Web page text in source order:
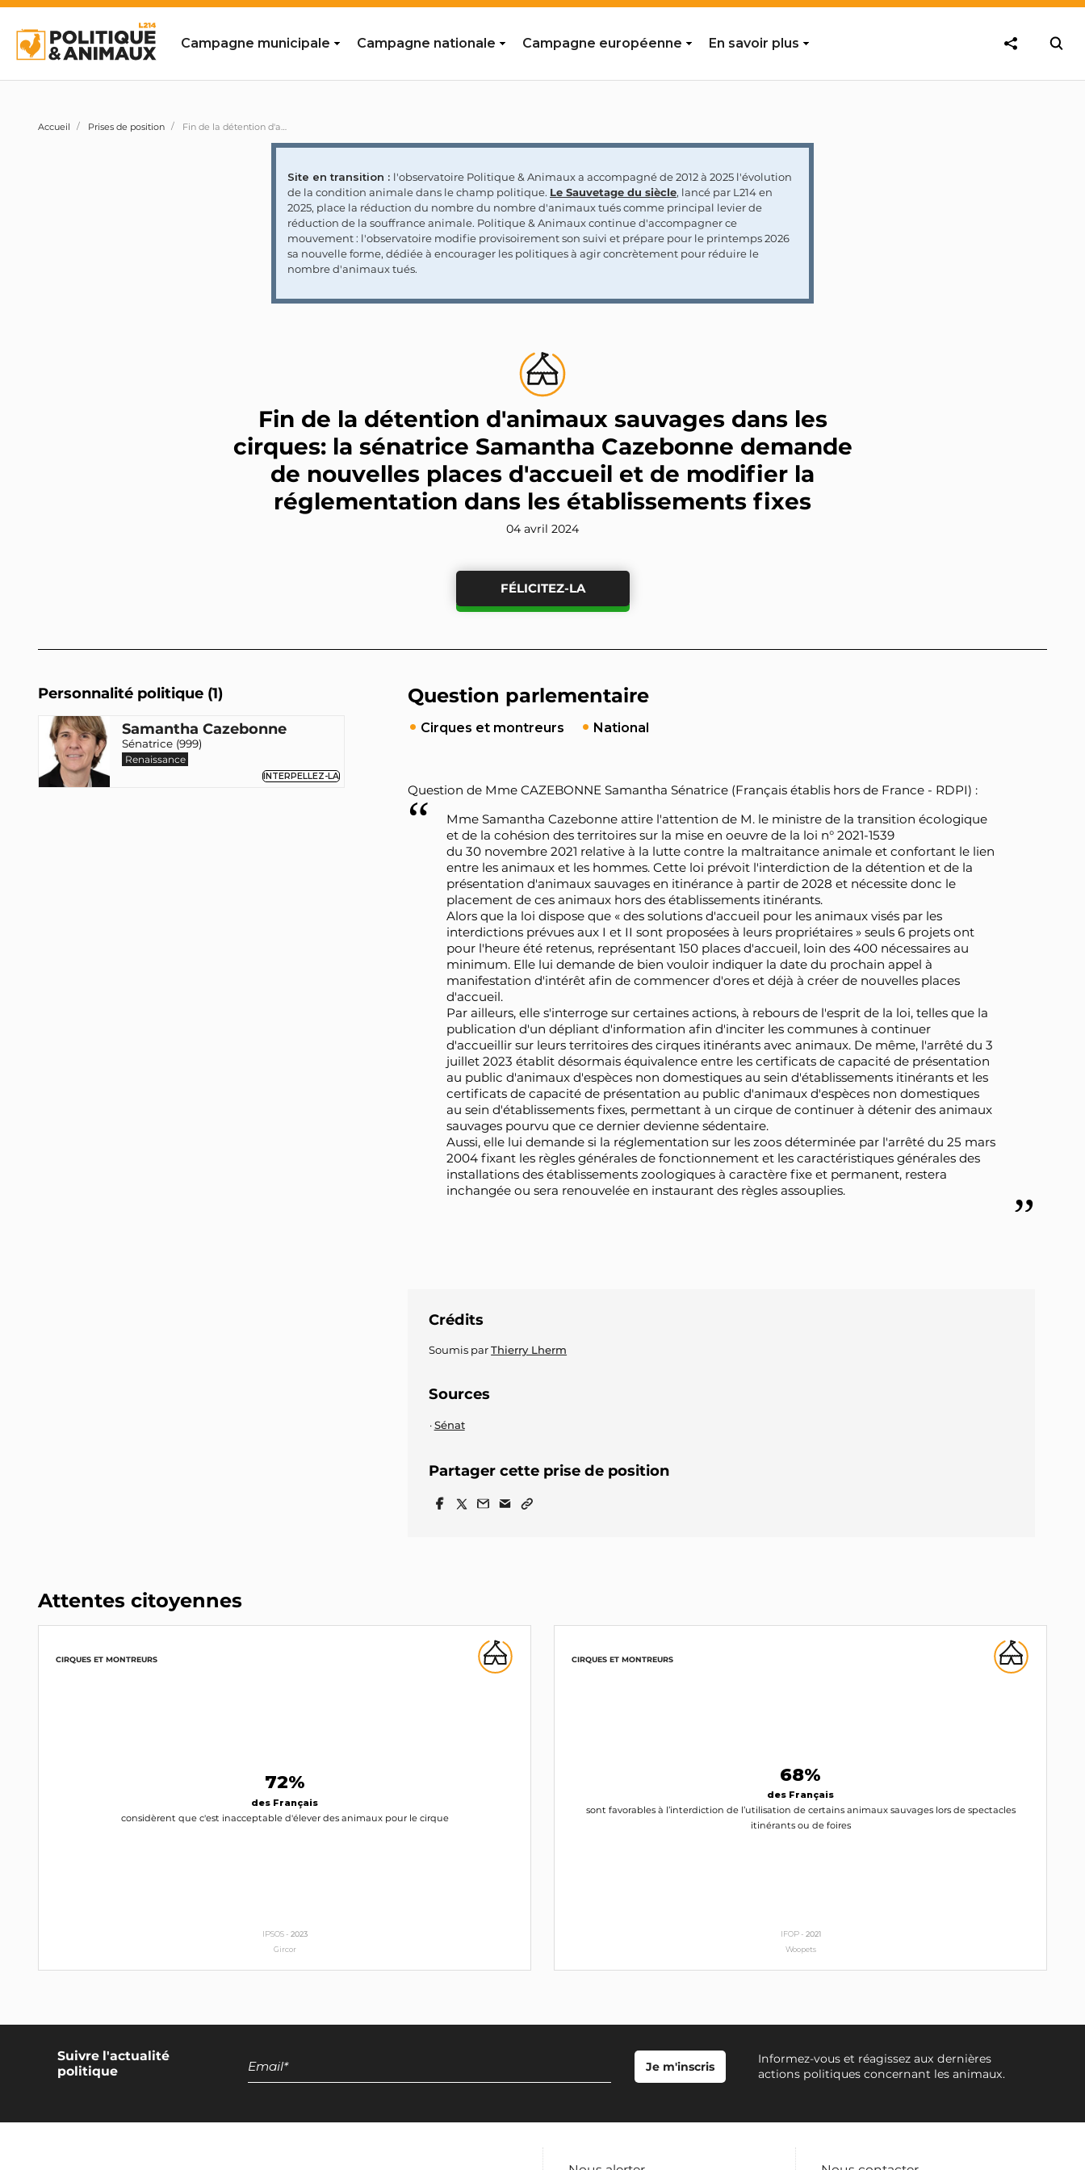
Campagne municipale Campagne nationale Campagne européenne En savoir plus
Accueil Prises de position Fin de la détention d'animaux sauvages dans les cirques: la sénatrice Samantha Cazebonne demande de nouvelles places d'accueil et de modifier la réglementation dans les établissements fixes
Site en transition : l'observatoire Politique & Animaux a accompagné de 2012 à 2025 l'évolution
de la condition animale dans le champ politique. Le Sauvetage du siècle, lancé par L214 en
2025, place la réduction du nombre du nombre d'animaux tués comme principal levier de
réduction de la souffrance animale. Politique & Animaux continue d'accompagner ce
mouvement : l'observatoire modifie provisoirement son suivi et prépare pour le printemps 2026
sa nouvelle forme, dédiée à encourager les politiques à agir concrètement pour réduire le
nombre d'animaux tués.
Fin de la détention d'animaux sauvages dans les
cirques: la sénatrice Samantha Cazebonne demande
de nouvelles places d'accueil et de modifier la
réglementation dans les établissements fixes
04 avril 2024
FÉLICITEZ-LA
Personnalité politique (1)
Samantha Cazebonne
Sénatrice (999)
Renaissance
INTERPELLEZ-LA
Question parlementaire
Cirques et montreurs National
Question de Mme CAZEBONNE Samantha Sénatrice (Français établis hors de France - RDPI) :
Mme Samantha Cazebonne attire l'attention de M. le ministre de la transition écologique
et de la cohésion des territoires sur la mise en oeuvre de la loi n° 2021-1539
du 30 novembre 2021 relative à la lutte contre la maltraitance animale et confortant le lien
entre les animaux et les hommes. Cette loi prévoit l'interdiction de la détention et de la
présentation d'animaux sauvages en itinérance à partir de 2028 et nécessite donc le
placement de ces animaux hors des établissements itinérants.
Alors que la loi dispose que « des solutions d'accueil pour les animaux visés par les
interdictions prévues aux I et II sont proposées à leurs propriétaires » seuls 6 projets ont
pour l'heure été retenus, représentant 150 places d'accueil, loin des 400 nécessaires au
minimum. Elle lui demande de bien vouloir indiquer la date du prochain appel à
manifestation d'intérêt afin de commencer d'ores et déjà à créer de nouvelles places
d'accueil.
Par ailleurs, elle s'interroge sur certaines actions, à rebours de l'esprit de la loi, telles que la
publication d'un dépliant d'information afin d'inciter les communes à continuer
d'accueillir sur leurs territoires des cirques itinérants avec animaux. De même, l'arrêté du 3
juillet 2023 établit désormais équivalence entre les certificats de capacité de présentation
au public d'animaux d'espèces non domestiques au sein d'établissements itinérants et les
certificats de capacité de présentation au public d'animaux d'espèces non domestiques
au sein d'établissements fixes, permettant à un cirque de continuer à détenir des animaux
sauvages pourvu que ce dernier devienne sédentaire.
Aussi, elle lui demande si la réglementation sur les zoos déterminée par l'arrêté du 25 mars
2004 fixant les règles générales de fonctionnement et les caractéristiques générales des
installations des établissements zoologiques à caractère fixe et permanent, restera
inchangée ou sera renouvelée en instaurant des règles assouplies.
Crédits
Soumis parThierry Lherm
Sources
Sénat
Partager cette prise de position
Attentes citoyennes
CIRQUES ET MONTREURS
72%
des Français
considèrent que c'est inacceptable d'élever des animaux pour le cirque
IPSOS - 2023
Gircor
CIRQUES ET MONTREURS
68%
des Français
sont favorables à l’interdiction de l’utilisation de certains animaux sauvages lors de spectacles
itinérants ou de foires
IFOP - 2021
Woopets
Suivre l'actualité
politique
Informez-vous et réagissez aux dernières
actions politiques concernant les animaux.